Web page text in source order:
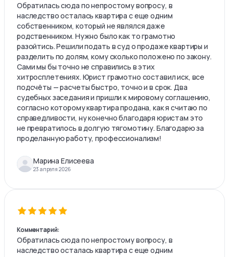
Обратилась сюда по непростому вопросу, в
наследство осталась квартира с еще одним
собственником, который не являлся даже
родственником. Нужно было как то грамотно
разойтись. Решили подать в суд о продаже квартиры и
разделить по долям, кому сколько положено по закону.
Сами мы бы точно не справились в этих
хитросплетениях. Юрист грамотно составил иск, все
подсчёты — расчеты быстро, точно и в срок. Два
судебных заседания и пришли к мировому соглашению,
согласно которому квартира продана, как я считаю по
справедливости, ну конечно благодаря юристам это
не превратилось в долгую тягомотину. Благодарю за
проделанную работу, профессионализм!
Марина Елисеева
23 апреля 2026
Комментарий:
Обратилась сюда по непростому вопросу, в
наследство осталась квартира с еще одним